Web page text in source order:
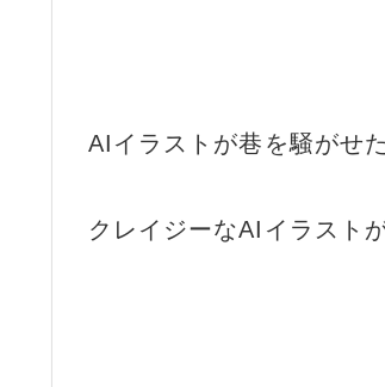
AIイラストが巷を騒がせ
クレイジーなAIイラスト